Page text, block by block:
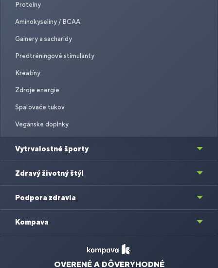
Proteíny
Aminokyseliny / BCAA
Gainery a sacharidy
Predtréningové stimulanty
Kreatíny
Zdroje energie
Spaľovače tukov
Vegánske doplnky
Vytrvalostné športy
Zdravý životný štýl
Podpora zdravia
Kompava
OVERENÉ A DÔVERYHODNÉ